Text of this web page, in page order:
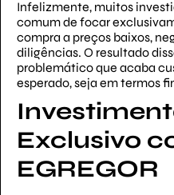
Infelizmente, muitos
comum de focar
compra a preços baixos,
diligências. O resultado
problemático que acaba
esperado, seja em termos
Exclusivo
EGREGOR